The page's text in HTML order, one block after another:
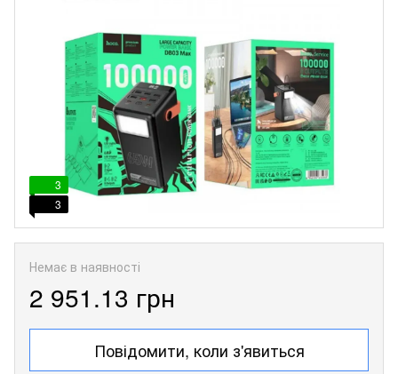
3
3
Немає в наявності
2 951.13 грн
Повідомити, коли з'явиться